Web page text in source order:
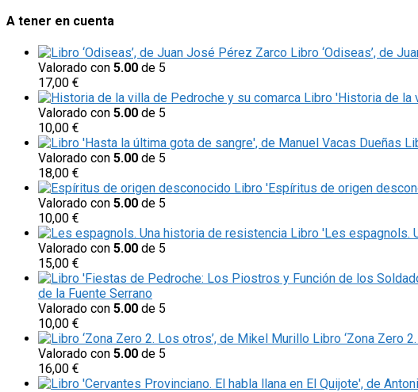
A tener en cuenta
Libro ‘Odiseas’, de
Valorado con 5.00 de 5
17,00 €
Libro 'Historia de la
Valorado con 5.00 de 5
10,00 €
Valorado con 5.00 de 5
18,00 €
Libro 'Espíritus de origen
Valorado con 5.00 de 5
10,00 €
Libro 'Les espagnols.
Valorado con 5.00 de 5
15,00 €
de la Fuente Serrano
Valorado con 5.00 de 5
10,00 €
Libro ‘Zona Zero
Valorado con 5.00 de 5
16,00 €